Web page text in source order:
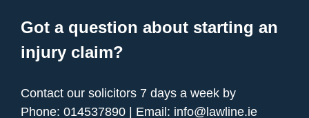
Got a question about starting an
injury claim?
Contact our solicitors 7 days a week by
Phone: 014537890 | Email: info@lawline.ie